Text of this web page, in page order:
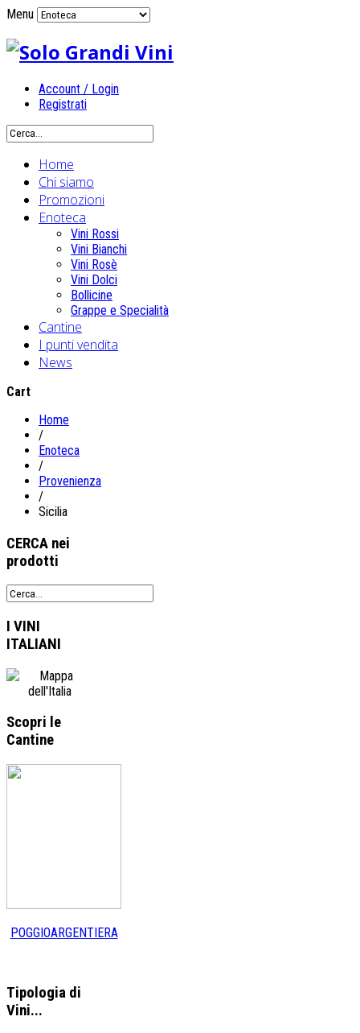
Menu
Account / Login
Registrati
Home
Chi siamo
Promozioni
Enoteca
Vini Rossi
Vini Bianchi
Vini Rosè
Vini Dolci
Bollicine
Grappe e Specialità
Cantine
I punti vendita
News
Cart
Home
/
Enoteca
/
Provenienza
/
Sicilia
CERCA nei
prodotti
I VINI
ITALIANI
Scopri le
Cantine
POGGIOARGENTIERA
Tipologia di
Vini...